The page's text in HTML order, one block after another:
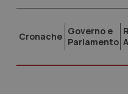
Cronache Governo e
Parlamento